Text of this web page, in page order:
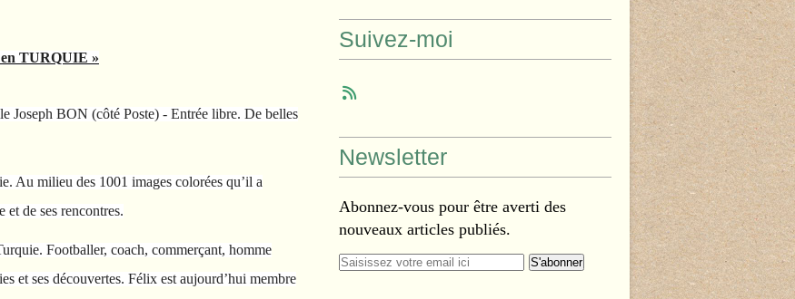
TURQUIE »
Joseph BON (côté Poste) - Entrée libre. De belles
Au milieu des 1001 images colorées qu’il a
et de ses rencontres.
Footballer, coach, commerçant, homme
et ses découvertes. Félix est aujourd’hui membre
Suivez-moi
Newsletter
Abonnez-vous pour être averti des
nouveaux articles publiés.